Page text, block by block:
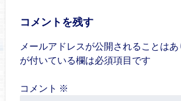
コメントを残す
メールアドレスが公開されることはあ
が付いている欄は必須項目です
コメント ※